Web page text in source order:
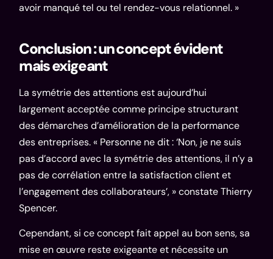
avoir manqué tel ou tel rendez-vous relationnel. »
Conclusion : un concept évident
mais exigeant
La symétrie des attentions est aujourd’hui
largement acceptée comme principe structurant
des démarches d’amélioration de la performance
des entreprises. « Personne ne dit : ‘Non, je ne suis
pas d’accord avec la symétrie des attentions, il n’y a
pas de corrélation entre la satisfaction client et
l’engagement des collaborateurs’, » constate Thierry
Spencer.
Cependant, si ce concept fait appel au bon sens, sa
mise en œuvre reste exigeante et nécessite un